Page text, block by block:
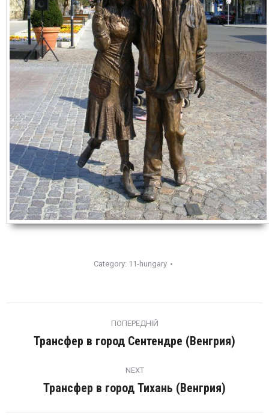
Category: 11-hungary
ПОПЕРЕДНІЙ
Попередній
Трансфер в город Сентендре (Венгрия)
NEXT
Next
Трансфер в город Тихань (Венгрия)